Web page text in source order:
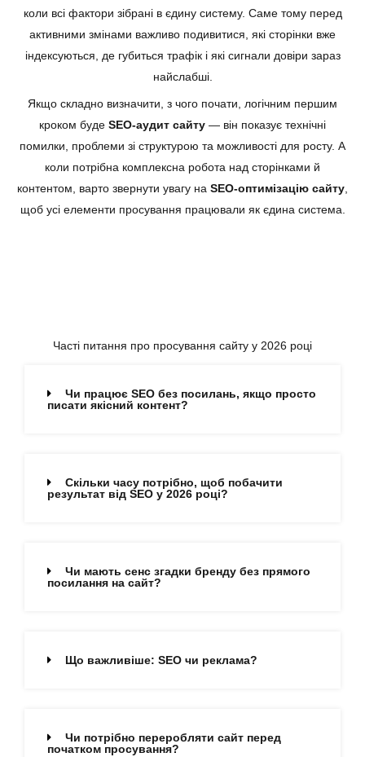
коли всі фактори зібрані в єдину систему. Саме тому перед
активними змінами важливо подивитися, які сторінки вже
індексуються, де губиться трафік і які сигнали довіри зараз
найслабші.
Якщо складно визначити, з чого почати, логічним першим
кроком буде SEO-аудит сайту — він показує технічні
помилки, проблеми зі структурою та можливості для росту. А
коли потрібна комплексна робота над сторінками й
контентом, варто звернути увагу на SEO-оптимізацію сайту
щоб усі елементи просування працювали як єдина система.
Часті питання про просування сайту у 2026 році
Чи працює SEO без посилань, якщо просто
писати якісний контент?
Скільки часу потрібно, щоб побачити
результат від SEO у 2026 році?
Чи мають сенс згадки бренду без прямого
посилання на сайт?
Що важливіше: SEO чи реклама?
Чи потрібно переробляти сайт перед
початком просування?